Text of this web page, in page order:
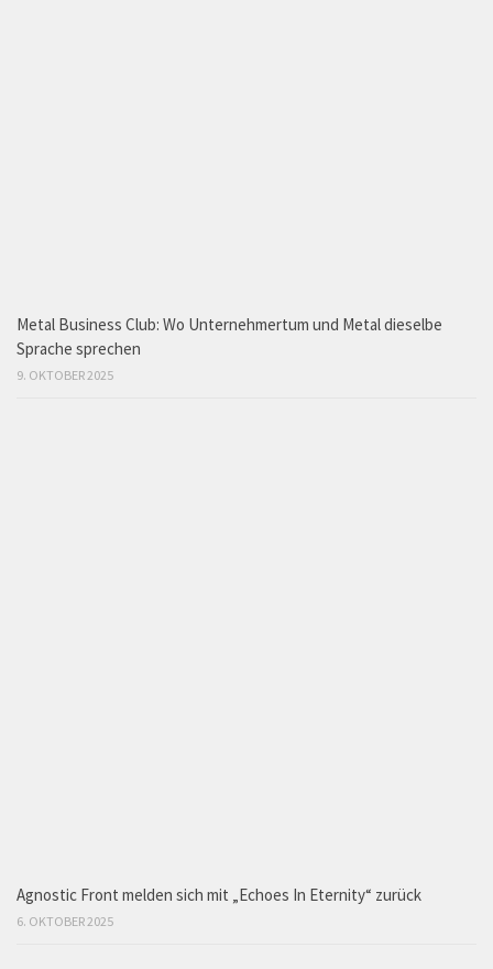
Metal Business Club: Wo Unternehmertum und Metal dieselbe
Sprache sprechen
9. OKTOBER 2025
Agnostic Front melden sich mit „Echoes In Eternity“ zurück
6. OKTOBER 2025